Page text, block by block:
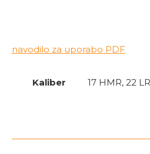
navodilo za uporabo PDF
Kaliber 17 HMR, 22